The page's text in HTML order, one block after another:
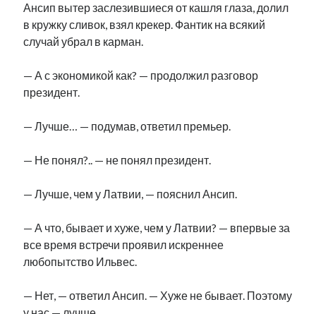
Ансип вытер заслезившиеся от кашля глаза, долил
в кружку сливок, взял крекер. Фантик на всякий
случай убрал в карман.
— А с экономикой как? — продолжил разговор
президент.
— Лучше… — подумав, ответил премьер.
— Не понял?.. — не понял президент.
— Лучше, чем у Латвии, — пояснил Ансип.
— А что, бывает и хуже, чем у Латвии? — впервые за
все время встречи проявил искреннее
любопытство Ильвес.
— Нет, — ответил Ансип. — Хуже не бывает. Поэтому